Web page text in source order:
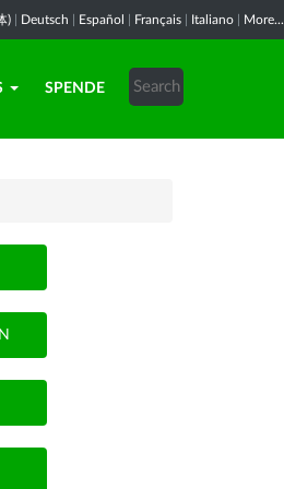
) Deutsch Español Français Italiano More...
SPENDE